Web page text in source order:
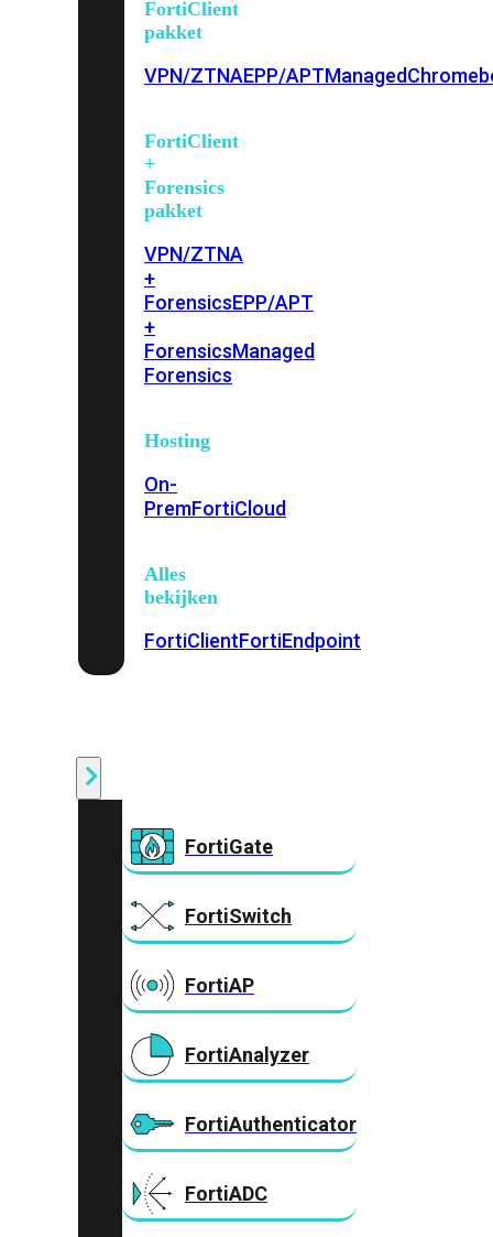
FortiClient
pakket
VPN/ZTNAEPP/APTManaged
FortiClient
+
Forensics
pakket
VPN/ZTNA
+
ForensicsEPP/APT
+
ForensicsManaged
Forensics
Hosting
On-
PremFortiCloud
Alles
bekijken
FortiClientFortiEndpoint
FortiGate
FortiSwitch
FortiAP
FortiAnalyzer
FortiAuthenticator
FortiADC